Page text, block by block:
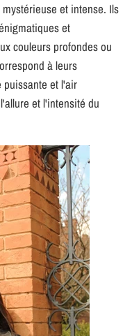
et intense. Ils
et
couleurs profondes ou
à leurs
puissante et l'air
et l'intensité du